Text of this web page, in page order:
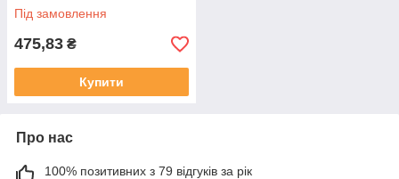
Під замовлення
475,83 ₴
Купити
Про нас
100% позитивних з 79 відгуків за рік